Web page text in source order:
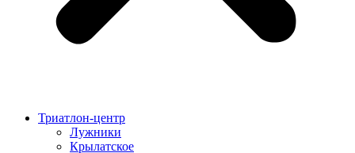
Триатлон-центр
Лужники
Крылатское